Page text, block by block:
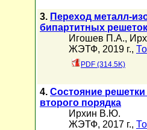
3. Переход металл-
бипартитных решеток
Игошев П.А.,
ЖЭТФ, 2019 г.,
PDF (314.5K)
4. Состояние
второго порядка
Ирхин В.Ю.
ЖЭТФ, 2017 г.,